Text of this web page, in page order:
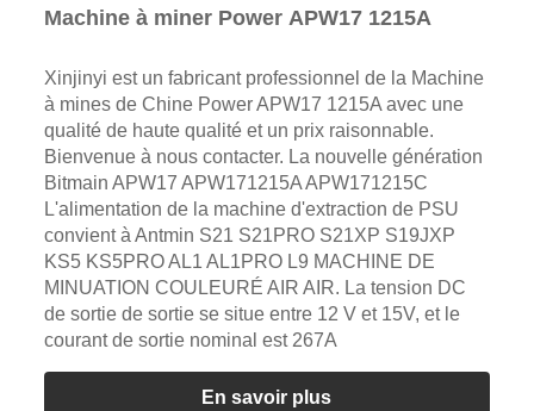
Machine à miner Power APW17 1215A
Xinjinyi est un fabricant professionnel de la Machine
à mines de Chine Power APW17 1215A avec une
qualité de haute qualité et un prix raisonnable.
Bienvenue à nous contacter. La nouvelle génération
Bitmain APW17 APW171215A APW171215C
L'alimentation de la machine d'extraction de PSU
convient à Antmin S21 S21PRO S21XP S19JXP
KS5 KS5PRO AL1 AL1PRO L9 MACHINE DE
MINUATION COULEURÉ AIR AIR. La tension DC
de sortie de sortie se situe entre 12 V et 15V, et le
courant de sortie nominal est 267A
En savoir plus